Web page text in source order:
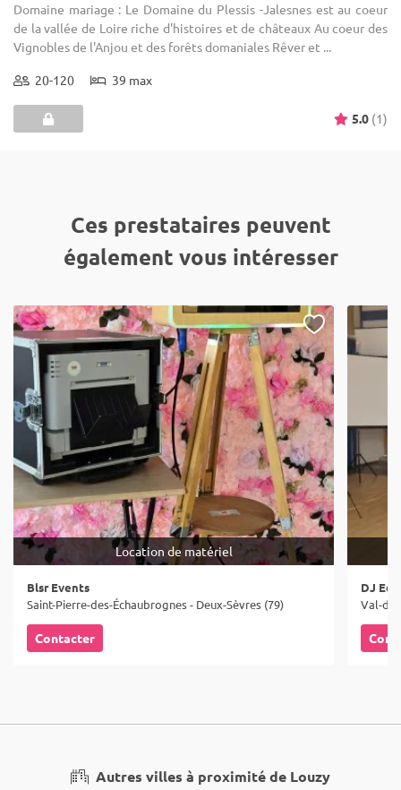
Domaine mariage : Le Domaine du Plessis -Jalesnes est au coeur
de la vallée de Loire riche d'histoires et de châteaux Au coeur des
Vignobles de l'Anjou et des forêts domaniales Rêver et ...
20-120 39 max
5.0 (1)
Ces prestataires peuvent
également vous intéresser
Location de matériel
Blsr Events
Saint-Pierre-des-Échaubrognes - Deux-Sèvres (79)
Contacter
DJ
Val-du-
Autres villes à proximité de Louzy